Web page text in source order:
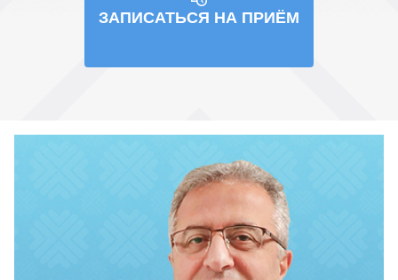
ЗАПИСАТЬСЯ НА ПРИЁМ